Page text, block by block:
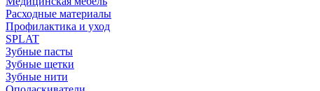
Расходные материалы
Профилактика и уход
SPLAT
Зубные пасты
Зубные щетки
Зубные нити